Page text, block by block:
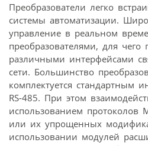
Преобразователи легко
системы автоматизации.
управление в реальном
преобразователями, для чего
различными интерфейсами
сети. Большинство
комплектуется стандартным
RS-485. При этом
использованием протоколов
или их упрощенных
использовании модулей